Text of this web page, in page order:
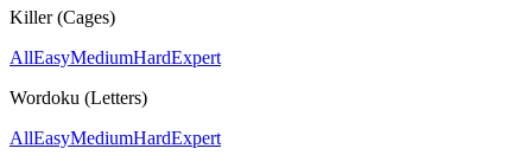
Killer (Cages)
AllEasyMediumHardExpert
Wordoku (Letters)
AllEasyMediumHardExpert